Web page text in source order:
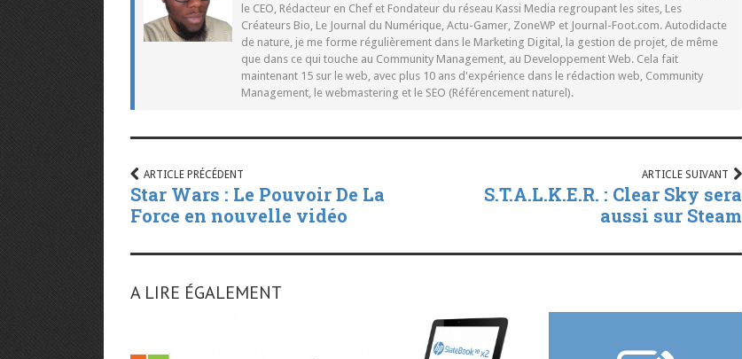
le CEO, Rédacteur en Chef et Fondateur du réseau Kassi Media regroupant les sites, Les
Créateurs Bio, Le Journal du Numérique, Actu-Gamer, ZoneWP et Journal-Foot.com. Autodidacte
de nature, je me forme régulièrement dans le Marketing Digital, la gestion de projet, de même
que dans ce qui touche au Community Management, au Developpement Web. Cela fait
maintenant 15 sur le web, avec plus 10 ans d'expérience dans le rédaction web, Community
Management, le webmastering et le SEO (Référencement naturel).
ARTICLE PRÉCÉDENT
Star Wars : Le Pouvoir De La
Force en nouvelle vidéo
ARTICLE SUIVANT
S.T.A.L.K.E.R. : Clear Sky sera
aussi sur Steam
A LIRE ÉGALEMENT